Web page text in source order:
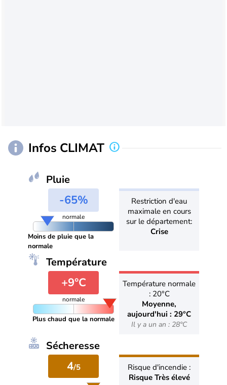
Infos CLIMAT
Pluie
-65%
normale
Moins de pluie que la
normale
Restriction d'eau
maximale en cours
sur le département:
Crise
Température
+9°C
normale
Plus chaud que la normale
Température normale
: 20°C
Moyenne,
aujourd'hui : 29°C
Il y a un an : 28°C
Sécheresse
4/5
Risque d'incendie :
Risque Très élevé